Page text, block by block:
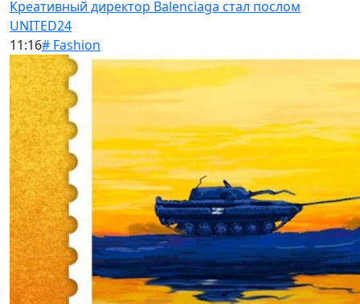
Креативный директор Balenciaga стал послом
UNITED24
11:16# Fashion